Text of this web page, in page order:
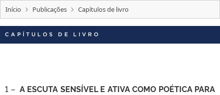
INTERNACIONAL
OUVIDORIA
Início Publicações Capítulos de livro
CAPÍTULOS DE LIVRO
1 – A ESCUTA SENSÍVEL E ATIVA COMO POÉTICA PARA